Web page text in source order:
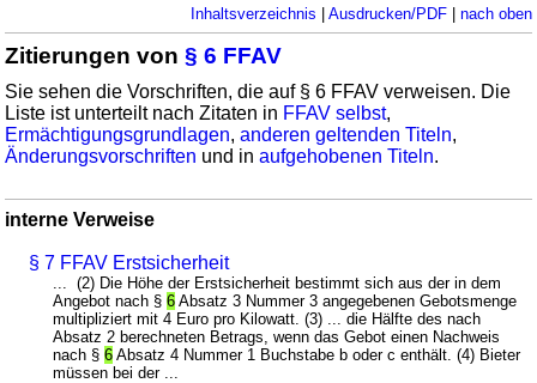
Inhaltsverzeichnis | Ausdrucken/PDF| nach oben
Zitierungen von§ 6 FFAV
Sie sehen die Vorschriften, die auf § 6 FFAV verweisen. Die
Liste ist unterteilt nach Zitaten in FFAV selbst,
Ermächtigungsgrundlagen,anderen geltenden Titeln,
Änderungsvorschriften und inaufgehobenen Titeln.
interne Verweise
§ 7 FFAV Erstsicherheit
... (2) Die Höhe der Erstsicherheit bestimmt sich aus der in dem
Angebot nach §6 Absatz 3 Nummer 3 angegebenen Gebotsmenge
multipliziert mit 4 Euro pro Kilowatt. (3) ... die Hälfte des nach
Absatz 2 berechneten Betrags, wenn das Gebot einen Nachweis
nach §6 Absatz 4 Nummer 1 Buchstabe b oder c enthält. (4) Bieter
müssen bei der ...